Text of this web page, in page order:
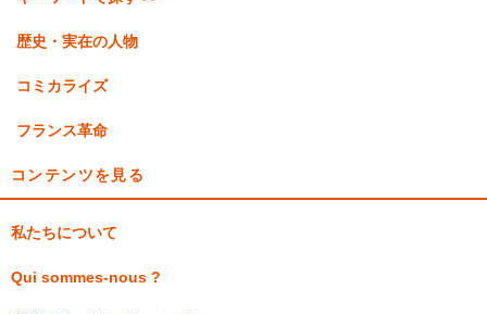
歴史・実在の人物
コミカライズ
フランス革命
コンテンツを見る
私たちについて
Qui sommes-nous ?